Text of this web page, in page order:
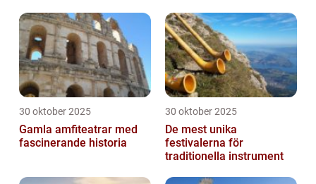
30 oktober 2025
Gamla amfiteatrar med
fascinerande historia
30 oktober 2025
De mest unika
festivalerna för
traditionella instrument